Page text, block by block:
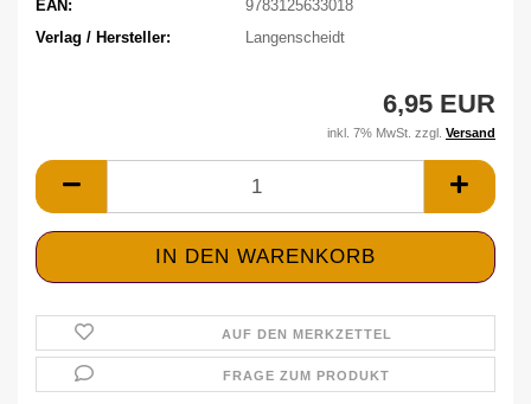
EAN:
9783125633018
Verlag / Hersteller:
Langenscheidt
6,95 EUR
inkl. 7% MwSt. zzgl. Versand
AUF DEN MERKZETTEL
FRAGE ZUM PRODUKT